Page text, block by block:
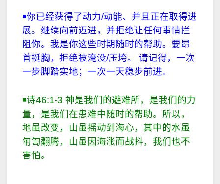
￭你已经获得了动力/动能、并且正在取得进
展。继续向前迈进，并拒绝让任何事情拦
阻你。我是你这些时期随时的帮助。要昂
首挺胸，拒绝被淹没/压垮。 请记得，一次
一步脚踏实地；一次一天稳步前进。
￭诗46:1-3 神是我们的避难所，是我们的力
量，是我们在患难中随时的帮助。所以，
地虽改变，山虽摇动到海心，其中的水虽
匉訇翻腾，山虽因海涨而战抖，我们也不
害怕。